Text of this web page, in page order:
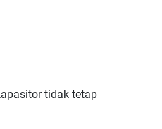
tidak tetap